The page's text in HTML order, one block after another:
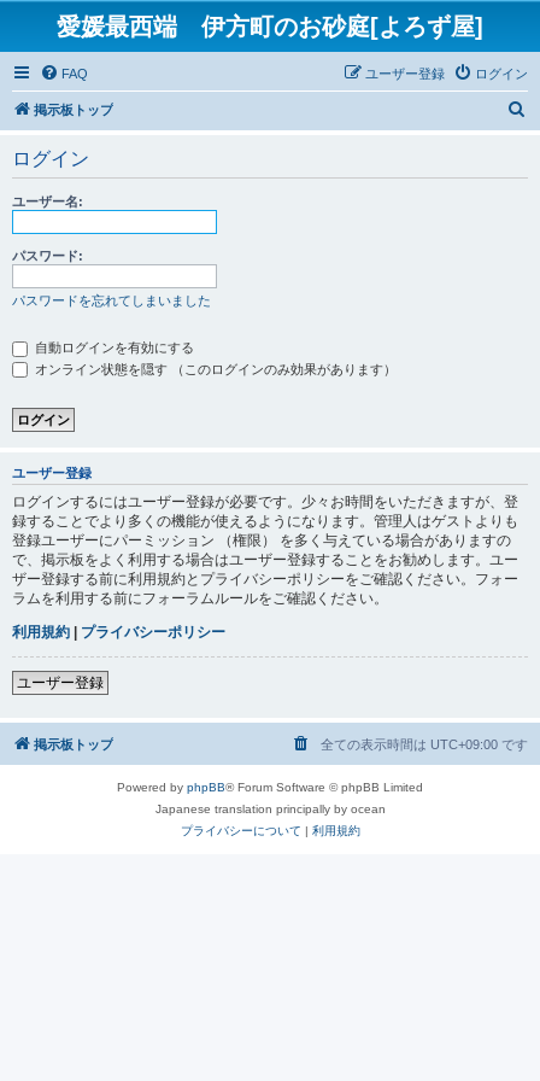
愛媛最西端 伊方町のお砂庭[よろず屋]
FAQ ログイン
ユーザー登録
掲示板トップ
ログイン
ユーザー名:
パスワード:
パスワードを忘れてしまいました
自動ログインを有効にする
オンライン状態を隠す （このログインのみ効果があります）
ユーザー登録
ログインするにはユーザー登録が必要です。少々お時間をいただきますが、登
録することでより多くの機能が使えるようになります。管理人はゲストよりも
登録ユーザーにパーミッション （権限） を多く与えている場合がありますの
で、掲示板をよく利用する場合はユーザー登録することをお勧めします。ユー
ザー登録する前に利用規約とプライバシーポリシーをご確認ください。フォー
ラムを利用する前にフォーラムルールをご確認ください。
利用規約 | プライバシーポリシー
ユーザー登録
掲示板トップ 全ての表示時間は UTC+09:00 です
Powered by phpBB® Forum Software © phpBB Limited
Japanese translation principally by ocean
プライバシーについて | 利用規約